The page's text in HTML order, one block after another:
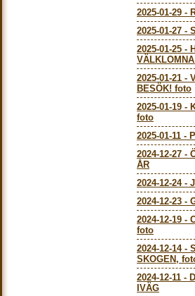
2025-01-29 -
2025-01-27 -
2025-01-25 -
2025-01-21 -
BESÖK! foto
2025-01-19 -
foto
2025-01-11 -
2024-12-27 -
ÅR
2024-12-24-
2024-12-23 -
2024-12-19 -
foto
2024-12-14-
SKOGEN,
2024-12-11 -
IVÄG